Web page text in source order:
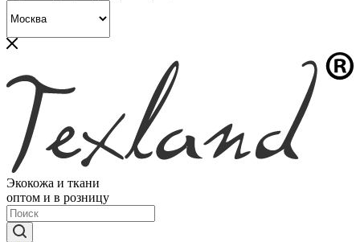
Экокожа и ткани
оптом и в розницу